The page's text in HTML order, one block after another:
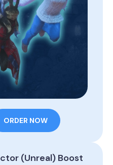
ORDER NOW
(Unreal) Boost